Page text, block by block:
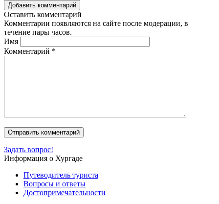
Добавить комментарий
Оставить комментарий
Комментарии появляются на сайте после модерации, в
течение пары часов.
Имя
Комментарий *
Задать вопрос!
Информация о Хургаде
Путеводитель туриста
Вопросы и ответы
Достопримечательности